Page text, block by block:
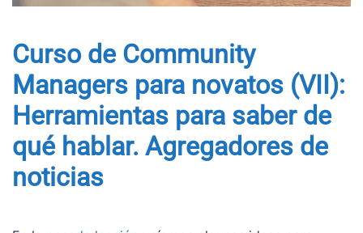
Curso de Community
Managers para novatos (VII):
Herramientas para saber de
qué hablar. Agregadores de
noticias